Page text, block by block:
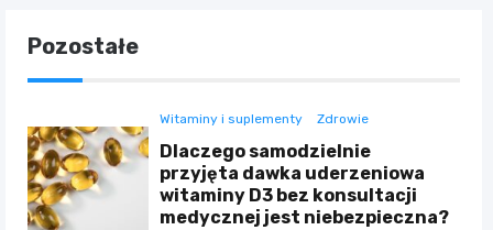
Pozostałe
Witaminy i suplementy Zdrowie
Dlaczego samodzielnie
przyjęta dawka uderzeniowa
witaminy D3 bez konsultacji
medycznej jest niebezpieczna?